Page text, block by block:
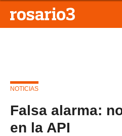
NOTICIAS
Falsa alarma:
en la API